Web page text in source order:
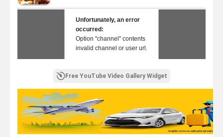
Unfortunately, an error
occurred:
Option "channel" contents
invalid channel or user url.
Free YouTube Video Gallery Widget